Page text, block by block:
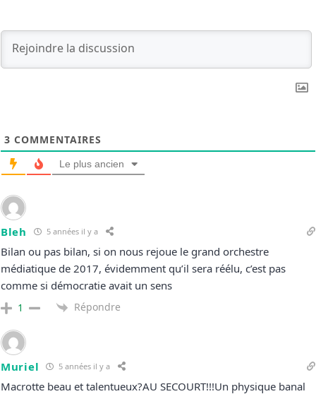
3 COMMENTAIRES
Le plus ancien
Bleh 5 années il y a
Bilan ou pas bilan, si on nous rejoue le grand orchestre
médiatique de 2017, évidemment qu’il sera réélu, c’est pas
comme si démocratie avait un sens
1 Répondre
Muriel 5 années il y a
Macrotte beau et talentueux?AU SECOURT!!!Un physique banal